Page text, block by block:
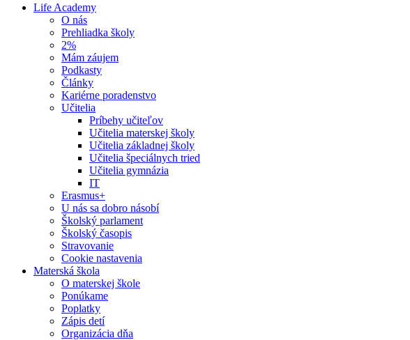
Life Academy
O nás
Prehliadka školy
2%
Mám záujem
Podkasty
Články
Kariérne poradenstvo
Učitelia
Príbehy učiteľov
Učitelia materskej školy
Učitelia základnej školy
Učitelia špeciálnych tried
Učitelia gymnázia
IT
Erasmus+
U nás sa dobro násobí
Školský parlament
Školský časopis
Stravovanie
Cookie nastavenia
Materská škola
O materskej škole
Ponúkame
Poplatky
Zápis detí
Organizácia dňa